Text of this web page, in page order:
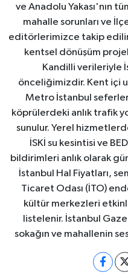
ve Anadolu Yakası'nın
mahalle sorunları ve
editörlerimizce takip
kentsel dönüşüm
Kandilli verileriyle
önceliğimizdir. Kent içi
Metro İstanbul
köprülerdeki anlık trafik
sunulur. Yerel
İSKİ su kesintisi ve
bildirimleri anlık olarak
İstanbul Hal Fiyatları,
Ticaret Odası (İTO)
kültür merkezleri
listelenir. İstanbul
sokağın ve mahallenin